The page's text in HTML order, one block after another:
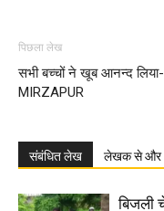
पिछला लेख
सभी बच्चों ने खूब आनन्द लिया-
MIRZAPUR
संबंधित लेख लेखक से और
बिजली